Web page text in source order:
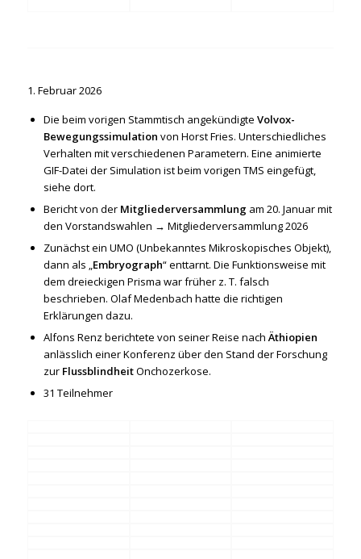
1. Februar 2026
Die beim vorigen Stammtisch angekündigte Volvox-
Bewegungssimulation von Horst Fries. Unterschiedliches
Verhalten mit verschiedenen Parametern. Eine animierte
GIF-Datei der Simulation ist beim vorigen TMS eingefügt,
siehe dort.
Bericht von der Mitgliederversammlungam 20. Januar mit
den Vorstandswahlen → Mitgliederversammlung 2026
Zunächst ein UMO (Unbekanntes Mikroskopisches Objekt),
dann als „ Embryograph“ enttarnt. Die Funktionsweise mit
dem dreieckigen Prisma war früher z. T. falsch
beschrieben. Olaf Medenbach hatte die richtigen
Erklärungen dazu.
Alfons Renz berichtete von seiner Reise nach Äthiopien
anlässlich einer Konferenz über den Stand der Forschung
zur FlussblindheitOnchozerkose.
31 Teilnehmer